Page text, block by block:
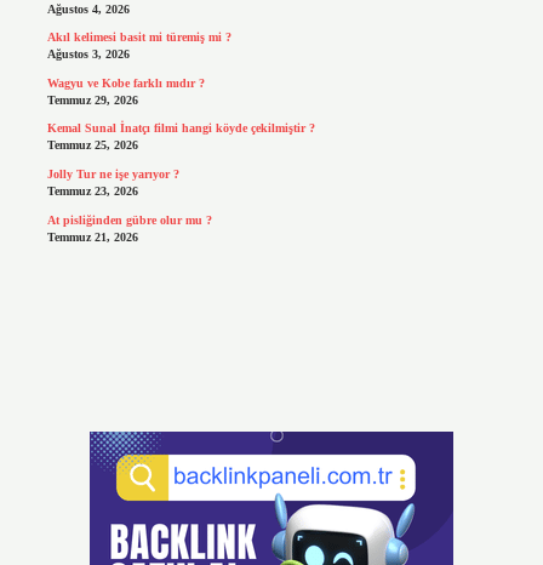
Ağustos 4, 2026
Akıl kelimesi basit mi türemiş mi ?
Ağustos 3, 2026
Wagyu ve Kobe farklı mıdır ?
Temmuz 29, 2026
Kemal Sunal İnatçı filmi hangi köyde çekilmiştir ?
Temmuz 25, 2026
Jolly Tur ne işe yarıyor ?
Temmuz 23, 2026
At pisliğinden gübre olur mu ?
Temmuz 21, 2026